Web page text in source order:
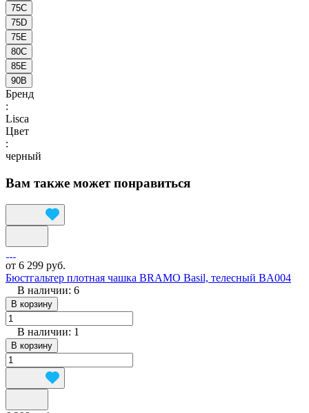
75C
75D
75E
80C
85E
90B
Бренд
:
Lisca
Цвет
:
черный
Вам также может понравиться
от 6 299 руб.
Бюстгальтер плотная чашка BRAMO Basil, телесный BA004
В наличии: 6
В корзину
В наличии: 1
В корзину